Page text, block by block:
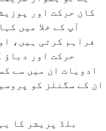
کان حرکت اور
آپ کے خلا میں
فراہم کرتی ہیں،
حرکت اور دباؤ
ادویات ان میں سے
ان کے سگنلز کو
بلڈ پریشر کا